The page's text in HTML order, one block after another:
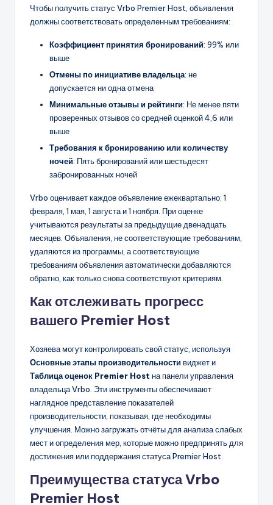
Чтобы получить статус Vrbo Premier Host, объявления
должны соответствовать определенным требованиям:
Коэффициент принятия бронирований: 99% или
выше
Отмены по инициативе владельца: не
допускается ни одна отмена
Минимальные отзывы и рейтинги: Не менее пяти
проверенных отзывов со средней оценкой 4,6 или
выше
Требования к бронированию или количеству
ночей: Пять бронирований или шестьдесят
забронированных ночей
Vrbo оценивает каждое объявление ежеквартально: 1
февраля, 1 мая, 1 августа и 1 ноября. При оценке
учитываются результаты за предыдущие двенадцать
месяцев. Объявления, не соответствующие требованиям,
удаляются из программы, а соответствующие
требованиям объявления автоматически добавляются
обратно, как только снова соответствуют критериям.
Как отслеживать прогресс
вашего Premier Host
Хозяева могут контролировать свой статус, используя
Основные этапы производительностивиджет и
Таблица оценок Premier Host на панели управления
владельца Vrbo. Эти инструменты обеспечивают
наглядное представление показателей
производительности, показывая, где необходимы
улучшения. Можно загружать отчёты для анализа слабых
мест и определения мер, которые можно предпринять для
достижения или поддержания статуса Premier Host.
Преимущества статуса Vrbo
Premier Host